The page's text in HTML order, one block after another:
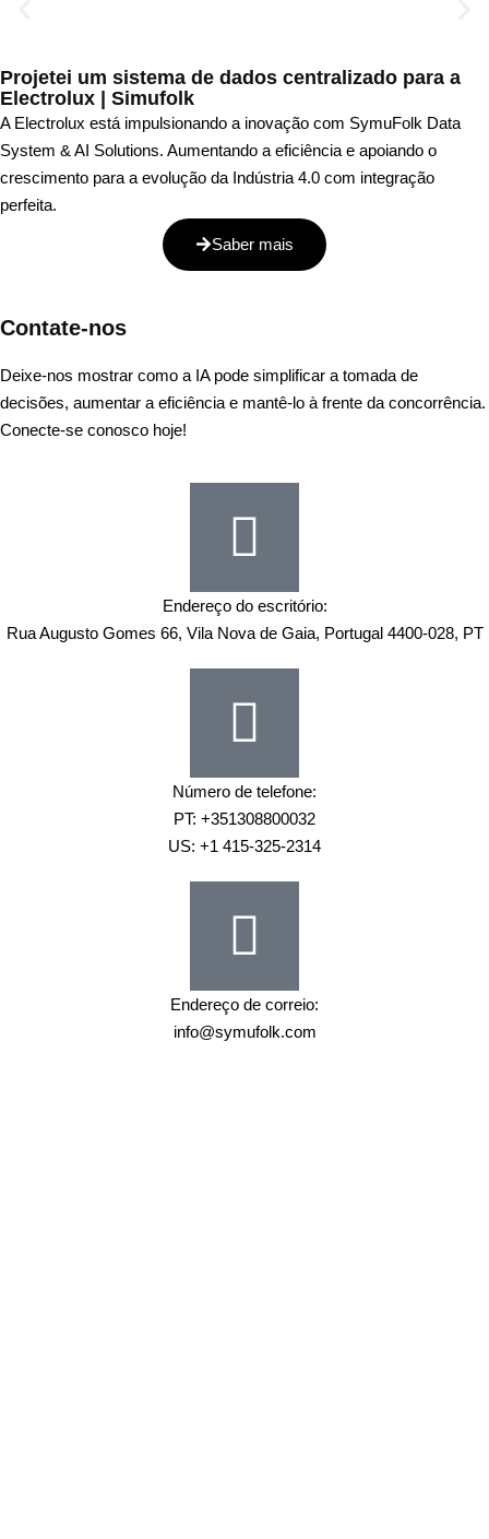
Projetei um sistema de dados centralizado para a
Electrolux | Simufolk
A Electrolux está impulsionando a inovação com SymuFolk Data
System & AI Solutions. Aumentando a eficiência e apoiando o
crescimento para a evolução da Indústria 4.0 com integração
perfeita.
Saber mais
Contate-nos
Deixe-nos mostrar como a IA pode simplificar a tomada de
decisões, aumentar a eficiência e mantê-lo à frente da concorrência.
Conecte-se conosco hoje!
Endereço do escritório:
Rua Augusto Gomes 66, Vila Nova de Gaia, Portugal 4400-028, PT
Número de telefone:
PT: +351308800032
US: +1 415-325-2314
Endereço de correio:
info@symufolk.com